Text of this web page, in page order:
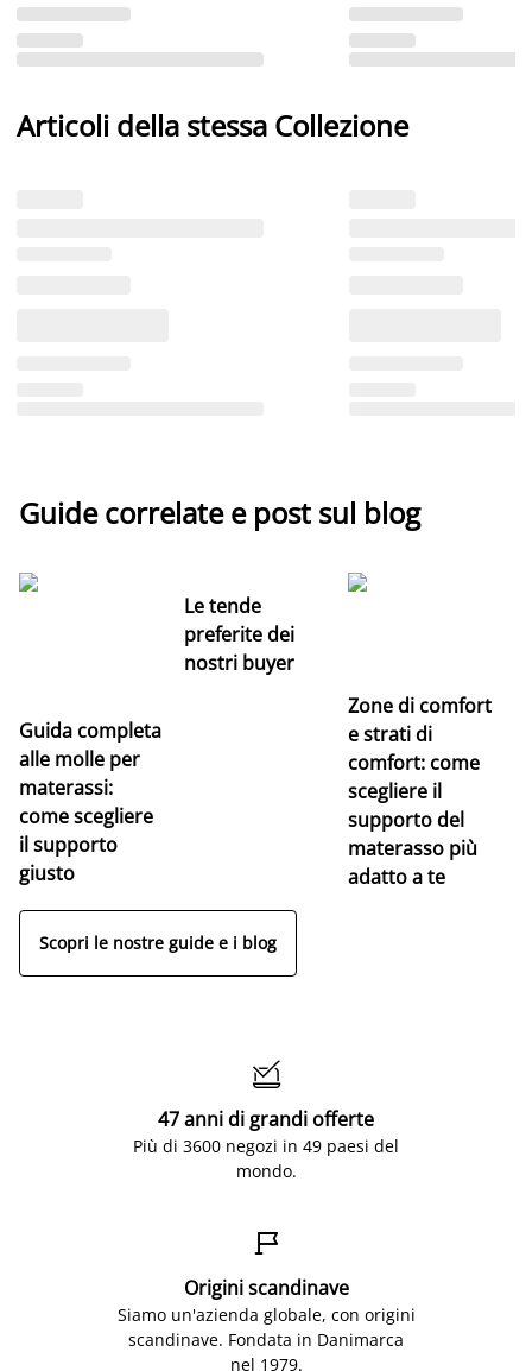
Articoli della stessa Collezione
Guide correlate e post sul blog
Guida completa
alle molle per
materassi:
come scegliere
il supporto
giusto
Le tende
preferite dei
nostri buyer
Zone di comfort
e strati di
comfort: come
scegliere il
supporto del
materasso più
adatto a te
Scopri le nostre guide e i blog

47 anni di grandi offerte
Più di 3600 negozi in 49 paesi del
mondo.

Origini scandinave
Siamo un'azienda globale, con origini
scandinave. Fondata in Danimarca
nel 1979.